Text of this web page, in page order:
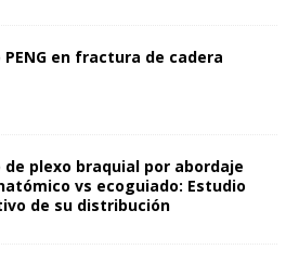
PENG en fractura de cadera
de plexo braquial por abordaje
vs ecoguiado: Estudio
de su distribución